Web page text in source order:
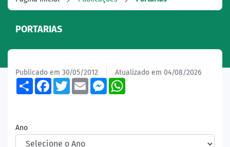
PORTARIAS
Publicado em 30/05/2012 Atualizado em 04/08/2026
ShareFacebook
TwitterEmailMessenger
Ano